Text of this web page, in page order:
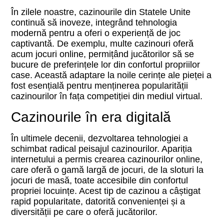
În zilele noastre, cazinourile din Statele Unite
continuă să inoveze, integrând tehnologia
modernă pentru a oferi o experiență de joc
captivantă. De exemplu, multe cazinouri oferă
acum jocuri online, permițând jucătorilor să se
bucure de preferințele lor din confortul propriilor
case. Această adaptare la noile cerințe ale pieței a
fost esențială pentru menținerea popularității
cazinourilor în fața competiției din mediul virtual.
Cazinourile în era digitală
În ultimele decenii, dezvoltarea tehnologiei a
schimbat radical peisajul cazinourilor. Apariția
internetului a permis crearea cazinourilor online,
care oferă o gamă largă de jocuri, de la sloturi la
jocuri de masă, toate accesibile din confortul
propriei locuințe. Acest tip de cazinou a câștigat
rapid popularitate, datorită convenienței și a
diversității pe care o oferă jucătorilor.